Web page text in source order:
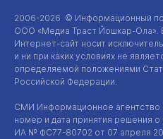
2006-2026 © Информационный
ООО «Медиа Траст Йошкар-Ола».
Интернет-сайт носит
и ни при каких условиях не
определяемой положениями
Российской Федерации.
СМИ Информационное
номер и дата принятия решения
ИА № ФС77-80702 от 07 апреля